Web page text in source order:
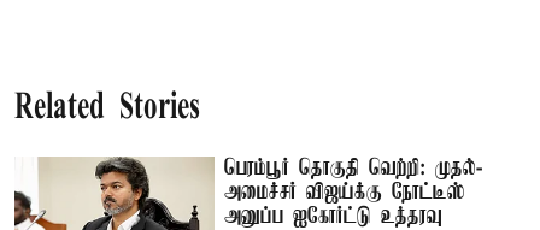
Related Stories
பெரம்பூர் தொகுதி வெற்றி: முதல்-
அமைச்சர் விஜய்க்கு நோட்டீஸ்
அனுப்ப ஐகோர்ட்டு உத்தரவு